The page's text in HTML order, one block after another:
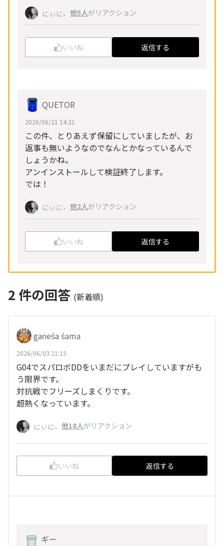
にぃに、 他5人がリアクション
いいね 返信する
QUETOR
2026/06/21 14:21
この件、とりあえず保留にしていましたが、お
返事も無いようなのでなんとかなっているんで
しょうかね。
アンインストールして検証終了します。
では！
にぃに、 他2人がリアクション
いいね 返信する
2 件の回答 (新着順)
gaṇeśa śama
2026/06/03 21:15
G04でスパロボDDをいまだにプレイしていますがも
う限界です。
対抗戦でフリーズしまくりです。
超熱くなっています。
にぃに、 他18人がリアクション
いいね 返信する
ギー